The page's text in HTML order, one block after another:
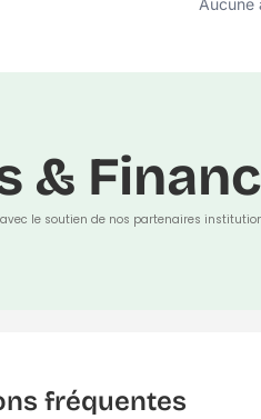
Aucune
&
le soutien de nos partenaires
fréquentes